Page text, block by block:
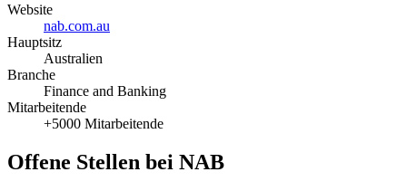
Website
nab.com.au
Hauptsitz
Australien
Branche
Finance and Banking
Mitarbeitende
+5000 Mitarbeitende
Offene Stellen bei NAB